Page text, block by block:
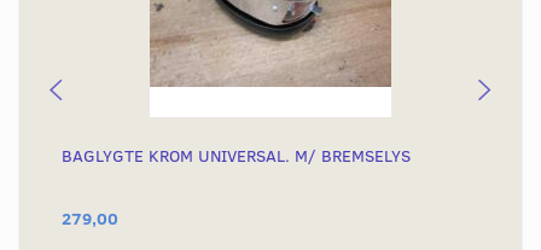
BAGLYGTE KROM UNIVERSAL. M/ BREMSELYS
279,00